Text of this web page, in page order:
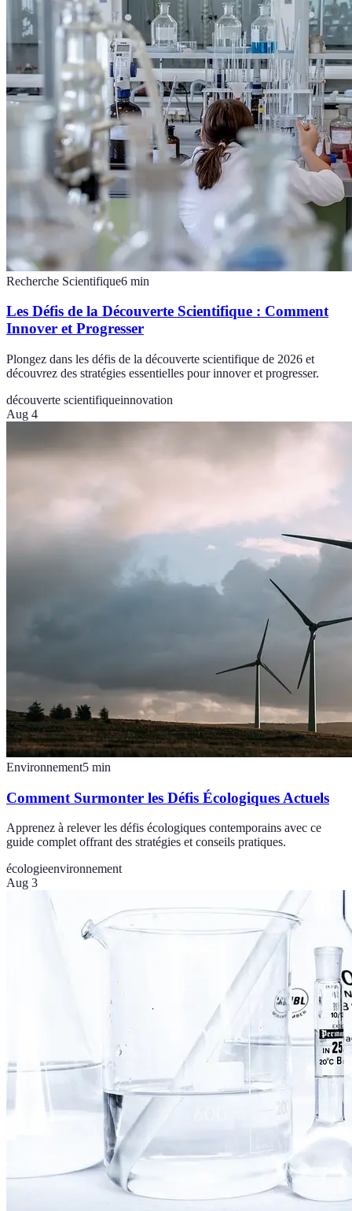
Recherche Scientifique6 min
Les Défis de la Découverte Scientifique : Comment
Innover et Progresser
Plongez dans les défis de la découverte scientifique de 2026 et
découvrez des stratégies essentielles pour innover et progresser.
découverte scientifiqueinnovation
Aug 4
Environnement5 min
Comment Surmonter les Défis Écologiques Actuels
Apprenez à relever les défis écologiques contemporains avec ce
guide complet offrant des stratégies et conseils pratiques.
écologieenvironnement
Aug 3